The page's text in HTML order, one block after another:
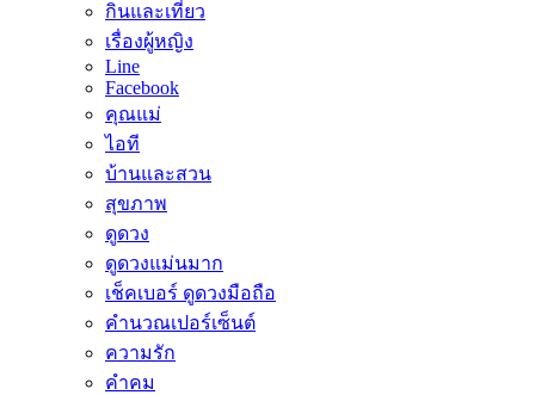
กินและเที่ยว
เรื่องผู้หญิง
Line
Facebook
คุณแม่
ไอที
บ้านและสวน
สุขภาพ
ดูดวง
ดูดวงแม่นมาก
เช็คเบอร์ ดูดวงมือถือ
คำนวณเปอร์เซ็นต์
ความรัก
คำคม